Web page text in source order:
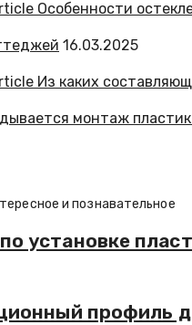
16.03.2025
монтаж
и познавательное
установке
профиль